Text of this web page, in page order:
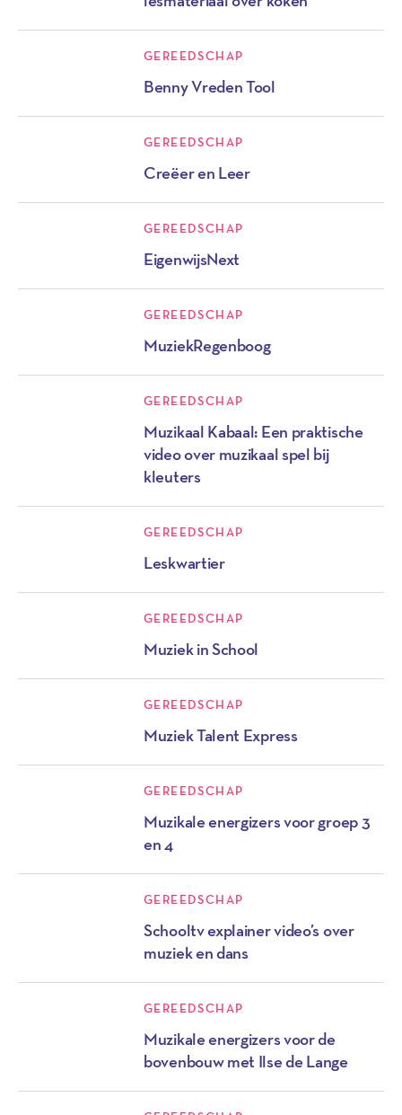
GEREEDSCHAP
Benny Vreden Tool
GEREEDSCHAP
Creëer en Leer
GEREEDSCHAP
EigenwijsNext
GEREEDSCHAP
MuziekRegenboog
GEREEDSCHAP
Muzikaal Kabaal: Een praktische
video over muzikaal spel bij
kleuters
GEREEDSCHAP
Leskwartier
GEREEDSCHAP
Muziek in School
GEREEDSCHAP
Muziek Talent Express
GEREEDSCHAP
Muzikale energizers voor groep 3
en 4
GEREEDSCHAP
Schooltv explainer video’s over
muziek en dans
GEREEDSCHAP
Muzikale energizers voor de
bovenbouw met Ilse de Lange